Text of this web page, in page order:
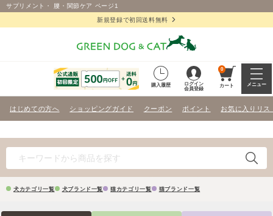
サプリメント・ 腰・関節ケア ページ1
新規登録で初回送料無料
購入履歴
ログイン
会員登録
0
カート メニュー
はじめての方へ ショッピングガイド クーポン ポイント お気に入りリス
犬カテゴリ一覧 犬ブランド一覧 猫カテゴリ一覧 猫ブランド一覧